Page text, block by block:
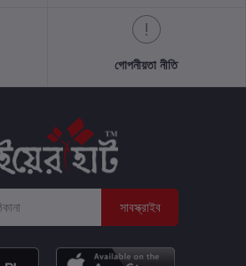
গোপনীয়তা নীতি
সাবস্ক্রাইব